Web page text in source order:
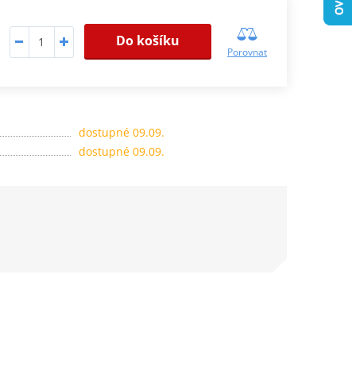
Do košíku
Porovnat
dostupné 09.09.
dostupné 09.09.